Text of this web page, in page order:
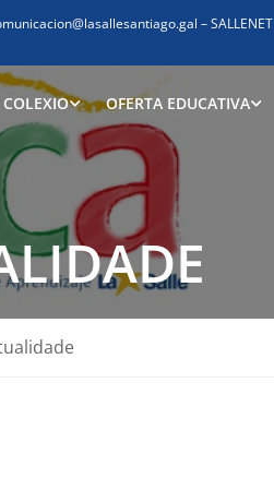
–SALLENET
COLEXIO OFERTA EDUCATIVA